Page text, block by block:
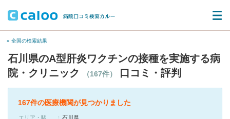
« 全国の検索結果
石川県のA型肝炎ワクチンの接種を実施する病
院・クリニック
（167件） 口コミ・評判
167件の医療機関が見つかりました
エリア・駅
石川県